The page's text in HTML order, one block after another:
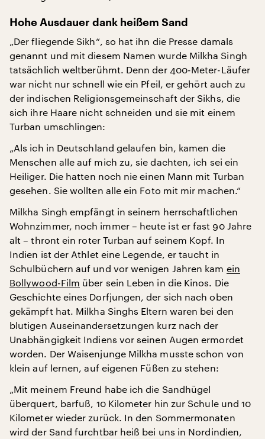
Hohe Ausdauer dank heißem Sand
„Der fliegende Sikh“, so hat ihn die Presse damals
genannt und mit diesem Namen wurde Milkha Singh
tatsächlich weltberühmt. Denn der 400-Meter-Läufer
war nicht nur schnell wie ein Pfeil, er gehört auch zu
der indischen Religionsgemeinschaft der Sikhs, die
sich ihre Haare nicht schneiden und sie mit einem
Turban umschlingen:
„Als ich in Deutschland gelaufen bin, kamen die
Menschen alle auf mich zu, sie dachten, ich sei ein
Heiliger. Die hatten noch nie einen Mann mit Turban
gesehen. Sie wollten alle ein Foto mit mir machen.“
Milkha Singh empfängt in seinem herrschaftlichen
Wohnzimmer, noch immer – heute ist er fast 90 Jahre
alt – thront ein roter Turban auf seinem Kopf. In
Indien ist der Athlet eine Legende, er taucht in
Schulbüchern auf und vor wenigen Jahren kam ein
Bollywood-Film über sein Leben in die Kinos. Die
Geschichte eines Dorfjungen, der sich nach oben
gekämpft hat. Milkha Singhs Eltern waren bei den
blutigen Auseinandersetzungen kurz nach der
Unabhängigkeit Indiens vor seinen Augen ermordet
worden. Der Waisenjunge Milkha musste schon von
klein auf lernen, auf eigenen Füßen zu stehen:
„Mit meinem Freund habe ich die Sandhügel
überquert, barfuß, 10 Kilometer hin zur Schule und 10
Kilometer wieder zurück. In den Sommermonaten
wird der Sand furchtbar heiß bei uns in Nordindien,